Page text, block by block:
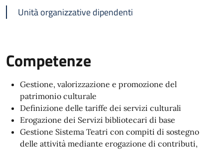
Unità organizzative dipendenti
Competenze
Gestione, valorizzazione e promozione del
patrimonio culturale
Definizione delle tariffe dei servizi culturali
Erogazione dei Servizi bibliotecari di base
Gestione Sistema Teatri con compiti di sostegno
delle attività mediante erogazione di contributi,